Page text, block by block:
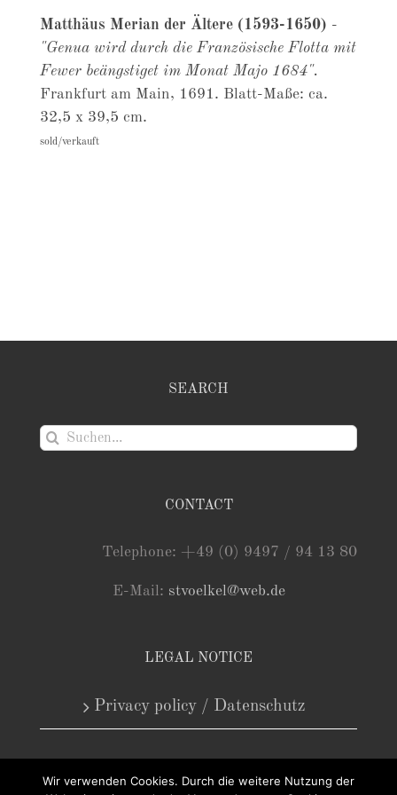
Matthäus Merian der Ältere (1593-1650) -
"Genua wird durch die Französische Flotta mit
Fewer beängstiget im Monat Majo 1684".
Frankfurt am Main, 1691. Blatt-Maße: ca.
32,5 x 39,5 cm.
sold/verkauft
SEARCH
Suche
CONTACT
Telephone: +49 (0) 9497 / 94 13 80
E-Mail: stvoelkel@web.de
LEGAL NOTICE
Privacy policy / Datenschutz
Wir verwenden Cookies. Durch die weitere Nutzung der